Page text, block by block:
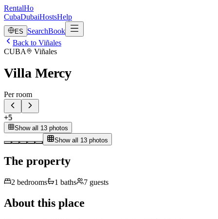
RentalHo
CubaDubaiHostsHelp
ES SearchBook
Back to Viñales
CUBA
Viñales
Villa Mercy
Per room
+5
Show all 13 photos
Show all 13 photos
The property
2 bedrooms 1 baths 7 guests
About this place